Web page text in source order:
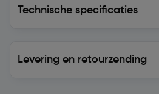
Technische specificaties
Levering en retourzending